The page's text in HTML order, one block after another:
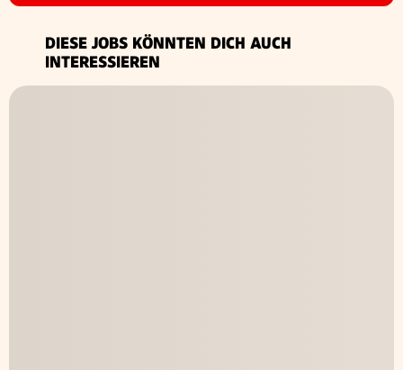
DIESE JOBS KÖNNTEN DICH AUCH
INTERESSIEREN